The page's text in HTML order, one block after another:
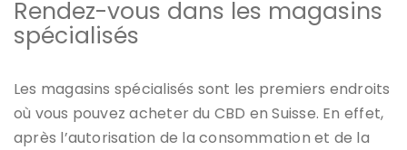
Rendez-vous dans les magasins
spécialisés
Les magasins spécialisés sont les premiers endroits
où vous pouvez acheter du CBD en Suisse. En effet,
après l’autorisation de la consommation et de la